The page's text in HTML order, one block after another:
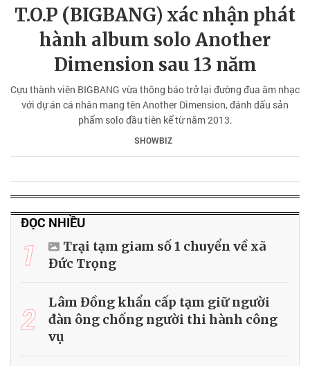
T.O.P (BIGBANG) xác nhận phát
hành album solo Another
Dimension sau 13 năm
Cựu thành viên BIGBANG vừa thông báo trở lại đường đua âm nhạc
với dự án cá nhân mang tên Another Dimension, đánh dấu sản
phẩm solo đầu tiên kể từ năm 2013.
SHOWBIZ
ĐỌC NHIỀU
1
Trại tạm giam số 1 chuyển về xã
Đức Trọng
2
Lâm Đồng khẩn cấp tạm giữ người
đàn ông chống người thi hành công
vụ